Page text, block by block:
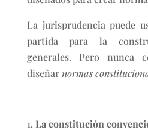
La jurisprudencia puede
partida para la
generales. Pero nunca
diseñarnormas
La constitución